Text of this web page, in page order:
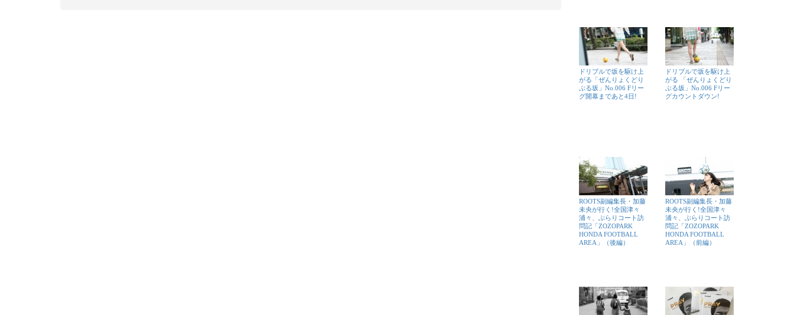
ドリブルで坂を駆け上
がる「ぜんりょくどり
ぶる坂」No.006 Fリー
グ開幕まであと4日!
ドリブルで坂を駆け上
がる 「ぜんりょくどり
ぶる坂」No.006 Fリー
グカウントダウン!
ROOTS副編集長・加藤
未央が行く!全国津々
浦々、ぶらりコート訪
問記「ZOZOPARK
HONDA FOOTBALL
AREA」（後編）
ROOTS副編集長・加藤
未央が行く!全国津々
浦々、ぶらりコート訪
問記「ZOZOPARK
HONDA FOOTBALL
AREA」（前編）